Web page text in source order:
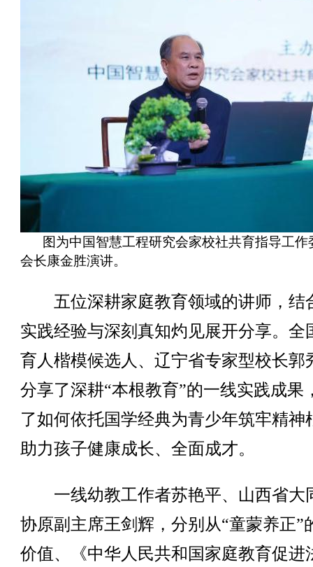
图为中国智慧工程研究会家校社共育指导工作
会长康金胜演讲。
五位深耕家庭教育领域的讲师，结
实践经验与深刻真知灼见展开分享。全
育人楷模候选人、辽宁省专家型校长郭
分享了深耕“本根教育”的一线实践成果
了如何依托国学经典为青少年筑牢精神
助力孩子健康成长、全面成才。
一线幼教工作者苏艳平、山西省大
协原副主席王剑辉，分别从“童蒙养正”
价值、《中华人民共和国家庭教育促进